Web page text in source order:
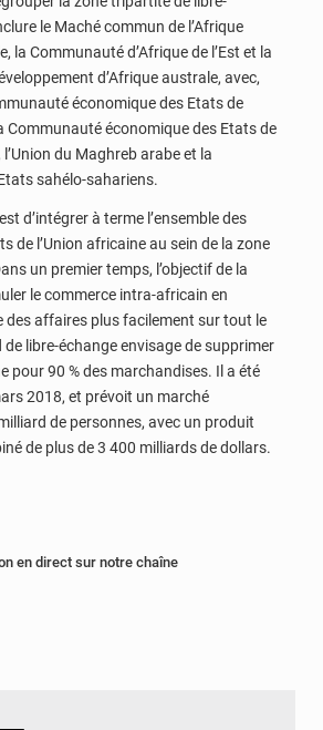
le Maché commun de l’Afrique
la Communauté d’Afrique de l’Est et la
d’Afrique australe, avec,
économique des Etats de
Communauté économique des Etats de
l’Union du Maghreb arabe et la
sahélo-sahariens.
d’intégrer à terme l’ensemble des
de l’Union africaine au sein de la zone
un premier temps, l’objectif de la
le commerce intra-africain en
des affaires plus facilement sur tout le
de libre-échange envisage de supprimer
pour 90 % des marchandises. Il a été
2018, et prévoit un marché
de personnes, avec un produit
de plus de 3 400 milliards de dollars.
en direct sur notre chaîne